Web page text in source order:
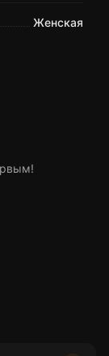
Женская